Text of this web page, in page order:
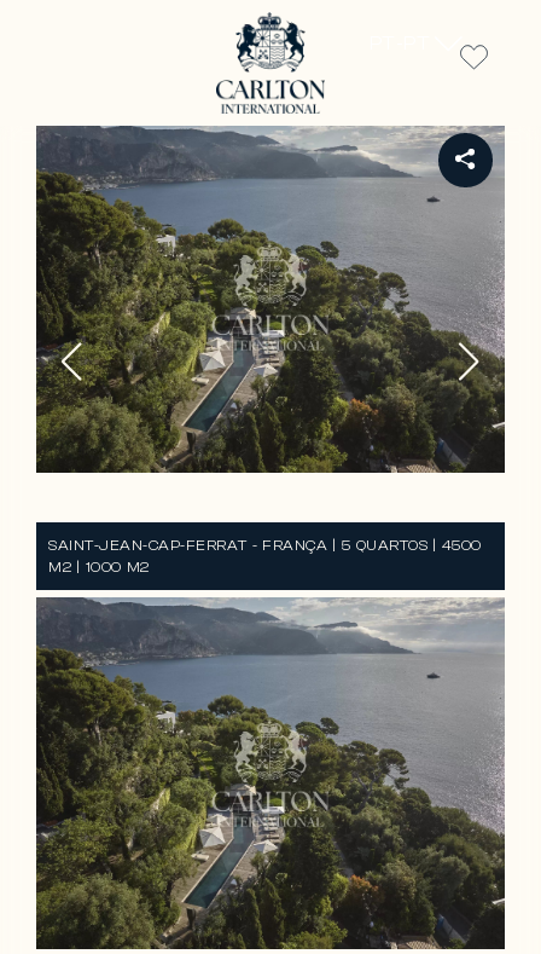
SAINT-JEAN-CAP-FERRAT - FRANÇA | 5 QUARTOS | 4500
M2 | 1000 M2